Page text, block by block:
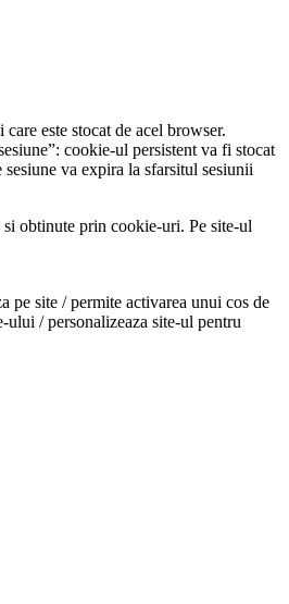
este stocat de acel browser.
cookie-ul persistent va fi stocat
va expira la sfarsitul sesiunii
obtinute prin cookie-uri. Pe site-ul
pe site / permite activarea unui cos de
ului / personalizeaza site-ul pentru